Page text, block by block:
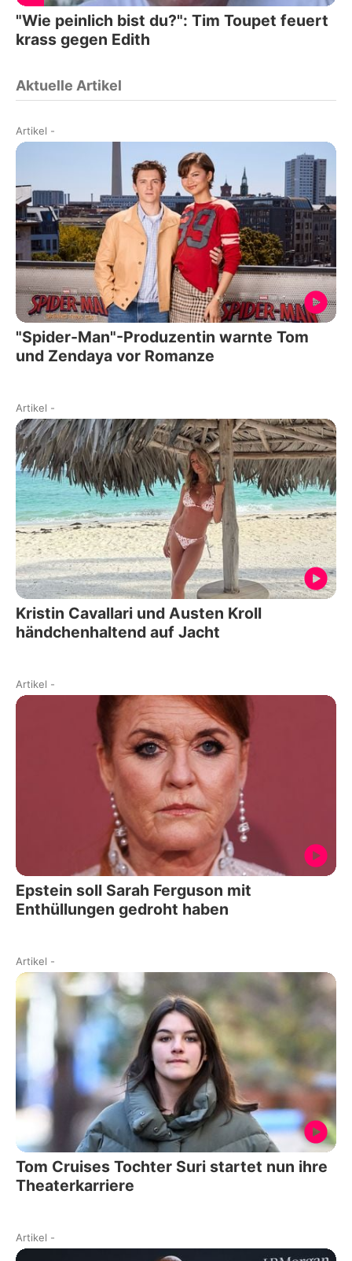
"Wie peinlich bist du?": Tim Toupet feuert
krass gegen Edith
Aktuelle Artikel
Artikel -
"Spider-Man"-Produzentin warnte Tom
und Zendaya vor Romanze
Artikel -
Kristin Cavallari und Austen Kroll
händchenhaltend auf Jacht
Artikel -
Epstein soll Sarah Ferguson mit
Enthüllungen gedroht haben
Artikel -
Tom Cruises Tochter Suri startet nun ihre
Theaterkarriere
Artikel -